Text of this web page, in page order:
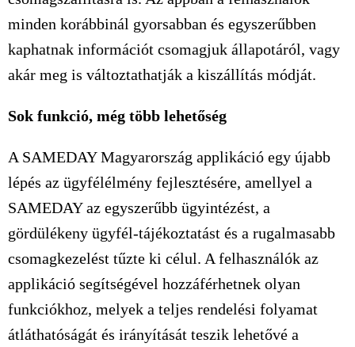
minden korábbinál gyorsabban és egyszerűbben
kaphatnak információt csomagjuk állapotáról, vagy
akár meg is változtathatják a kiszállítás módját.
Sok funkció, még több lehetőség
A SAMEDAY Magyarország applikáció egy újabb
lépés az ügyfélélmény fejlesztésére, amellyel a
SAMEDAY az egyszerűbb ügyintézést, a
gördülékeny ügyfél-tájékoztatást és a rugalmasabb
csomagkezelést tűzte ki célul. A felhasználók az
applikáció segítségével hozzáférhetnek olyan
funkciókhoz, melyek a teljes rendelési folyamat
átláthatóságát és irányítását teszik lehetővé a